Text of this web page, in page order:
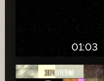
01:03